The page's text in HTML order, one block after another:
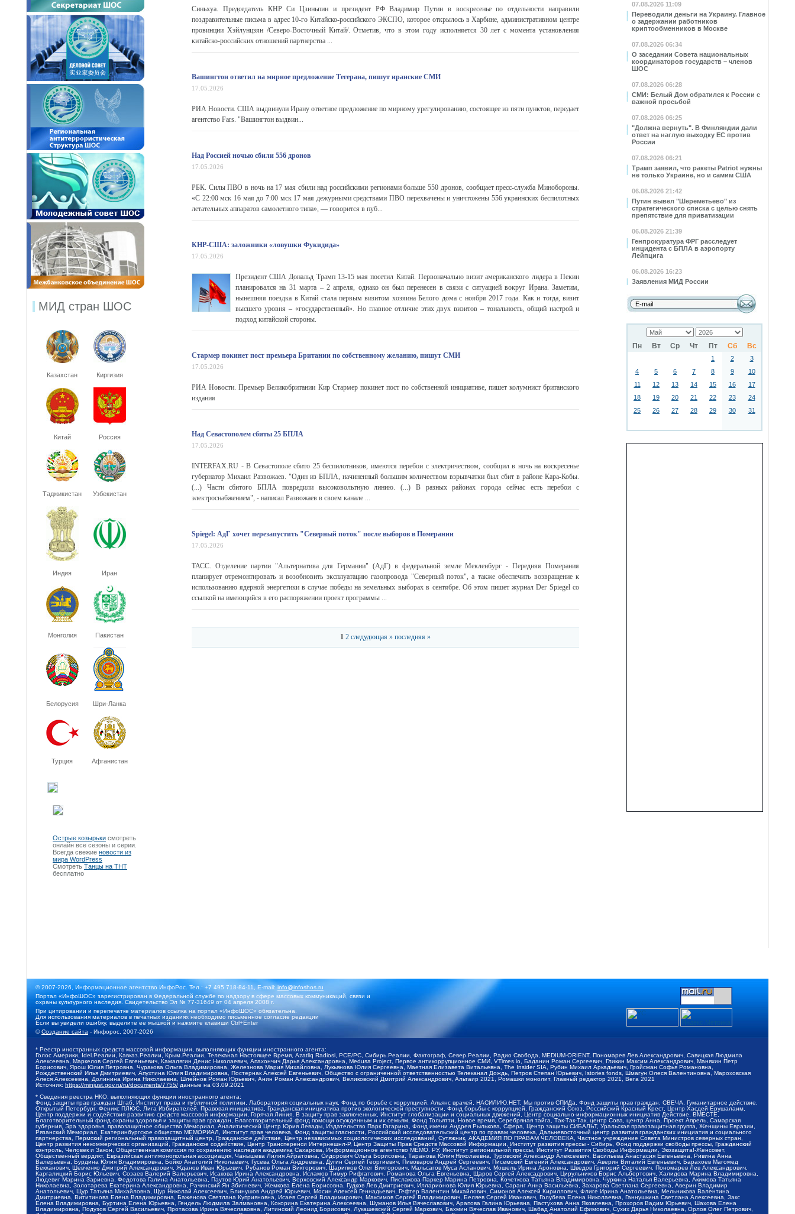
07.08.2026 11:09
Переводили деньги на Украину. Главное
о задержании работников
криптообменников в Москве
07.08.2026 06:34
О заседании Совета национальных
координаторов государств – членов
ШОС
07.08.2026 06:28
СМИ: Белый Дом обратился к России с
важной просьбой
07.08.2026 06:25
"Должна вернуть". В Финляндии дали
ответ на наглую выходку ЕС против
России
07.08.2026 06:21
Трамп заявил, что ракеты Patriot нужны
не только Украине, но и самим США
06.08.2026 21:42
Путин вывел "Шереметьево" из
стратегического списка с целью снять
препятствие для приватизации
06.08.2026 21:39
Генпрокуратура ФРГ расследует
инцидента с БПЛА в аэропорту
Лейпцига
06.08.2026 16:23
Заявления МИД России
Пн Вт Ср Чт Пт Сб Вс
1 2
3
4
5 6 7 8 9
10
11
12 13 14 15 16
17
18
19 20 21 22 23
24
25
26 27 28 29 30 31
МИД стран ШОС
Казахстан Киргизия
Китай Россия
Таджикистан Узбекистан
Индия Иран
Монголия Пакистан
Белорусия Шри-Ланка
Турция Афганистан
Острые козырьки смотреть
онлайн все сезоны и серии.
Всегда свежие новости из
мира WordPress
Смотреть Танцы на ТНТ
бесплатно
Синьхуа. Председатель КНР Си Цзиньпин и президент РФ Владимир Путин в воскресенье по отдельности направили
поздравительные письма в адрес 10-го Китайско-российского ЭКСПО, которое открылось в Харбине, административном центре
провинции Хэйлунцзян /Северо-Восточный Китай/. Отметив, что в этом году исполняется 30 лет с момента установления
китайско-российских отношений партнерства ...
Вашингтон ответил на мирное предложение Тегерана, пишут иранские СМИ
17.05.2026
РИА Новости. США выдвинули Ирану ответное предложение по мирному урегулированию, состоящее из пяти пунктов, передает
агентство Fars. "Вашингтон выдвин...
Над Россией ночью сбили 556 дронов
17.05.2026
РБК. Силы ПВО в ночь на 17 мая сбили над российскими регионами больше 550 дронов, сообщает пресс-служба Минобороны.
«С 22:00 мск 16 мая до 7:00 мск 17 мая дежурными средствами ПВО перехвачены и уничтожены 556 украинских беспилотных
летательных аппаратов самолетного типа», — говорится в пуб...
КНР-США: заложники «ловушки Фукидида»
17.05.2026
Президент США Дональд Трамп 13-15 мая посетил Китай. Первоначально визит американского лидера в Пекин
планировался на 31 марта – 2 апреля, однако он был перенесен в связи с ситуацией вокруг Ирана. Заметим,
нынешняя поездка в Китай стала первым визитом хозяина Белого дома с ноября 2017 года. Как и тогда, визит
высшего уровня – «государственный». Но главное отличие этих двух визитов – тональность, общий настрой и
подход китайской стороны.
Стармер покинет пост премьера Британии по собственному желанию, пишут СМИ
17.05.2026
РИА Новости. Премьер Великобритании Кир Стармер покинет пост по собственной инициативе, пишет колумнист британского
издания
Над Севастополем сбиты 25 БПЛА
17.05.2026
INTERFAX.RU - В Севастополе сбито 25 беспилотников, имеются перебои с электричеством, сообщил в ночь на воскресенье
губернатор Михаил Развожаев. "Один из БПЛА, начиненный большим количеством взрывчатки был сбит в районе Кара-Кобы.
(...) Части сбитого БПЛА повредили высоковольтную линию. (...) В разных районах города сейчас есть перебои с
электроснабжением", - написал Развожаев в своем канале ...
Spiegel: АдГ хочет перезапустить "Северный поток" после выборов в Померании
17.05.2026
ТАСС. Отделение партии "Альтернатива для Германии" (АдГ) в федеральной земле Мекленбург - Передняя Померания
планирует отремонтировать и возобновить эксплуатацию газопровода "Северный поток", а также обеспечить возвращение к
использованию ядерной энергетики в случае победы на земельных выборах в сентябре. Об этом пишет журнал Der Spiegel со
ссылкой на имеющийся в его распоряжении проект программы ...
1 2 следудющая » последняя »
© 2007-2026, Информационное агентство ИнфоРос. Тел.: +7 495 718-84-11, E-mail:info@infoshos.ru
Портал «ИнфоШОС» зарегистрирован в Федеральной службе по надзору в сфере массовых коммуникаций, связи и
охраны культурного наследия. Свидетельство Эл № 77-31649 от 04 апреля 2008 г.
При цитировании и перепечатке материалов ссылка на портал «ИнфоШОС» обязательна.
Для использования материалов в печатных изданиях необходимо письменное согласие редакции
Если вы увидели ошибку, выделите ее мышкой и нажмите клавиши Ctrl+Enter
©Создание сайта - Инфорос, 2007-2026
* Реестр иностранных средств массовой информации, выполняющих функции иностранного агента:
Голос Америки, Idel.Реалии, Кавказ.Реалии, Крым.Реалии, Телеканал Настоящее Время, Azatliq Radiosi, PCE/PC, Сибирь.Реалии, Фактограф, Север.Реалии, Радио Свобода, MEDIUM-ORIENT, Пономарев Лев Александрович, Савицкая Людмила
Алексеевна, Маркелов Сергей Евгеньевич, Камалягин Денис Николаевич, Апахончич Дарья Александровна, Medusa Project, Первое антикоррупционное СМИ, VTimes.io, Баданин Роман Сергеевич, Гликин Максим Александрович, Маняхин Петр
Борисович, Ярош Юлия Петровна, Чуракова Ольга Владимировна, Железнова Мария Михайловна, Лукьянова Юлия Сергеевна, Маетная Елизавета Витальевна, The Insider SIA, Рубин Михаил Аркадьевич, Гройсман Софья Романовна,
Рождественский Илья Дмитриевич, Апухтина Юлия Владимировна, Постернак Алексей Евгеньевич, Общество с ограниченной ответственностью Телеканал Дождь, Петров Степан Юрьевич, Istories fonds, Шмагун Олеся Валентиновна, Мароховская
Алеся Алексеевна, Долинина Ирина Николаевна, Шлейнов Роман Юрьевич, Анин Роман Александрович, Великовский Дмитрий Александрович, Альтаир 2021, Ромашки монолит, Главный редактор 2021, Вега 2021
Источник: https://minjust.gov.ru/ru/documents/7755/ данные на 03.09.2021
* Сведения реестра НКО, выполняющих функции иностранного агента:
Фонд защиты прав граждан Штаб, Институт права и публичной политики, Лаборатория социальных наук, Фонд по борьбе с коррупцией, Альянс врачей, НАСИЛИЮ.НЕТ, Мы против СПИДа, Фонд защиты прав граждан, СВЕЧА, Гуманитарное действие,
Открытый Петербург, Феникс ПЛЮС, Лига Избирателей, Правовая инициатива, Гражданская инициатива против экологической преступности, Фонд борьбы с коррупцией, Гражданский Союз, Российский Красный Крест, Центр Хасдей Ерушалаим,
Центр поддержки и содействия развитию средств массовой информации, Горячая Линия, В защиту прав заключенных, Институт глобализации и социальных движений, Центр социально-информационных инициатив Действие, ВМЕСТЕ,
Благотворительный фонд охраны здоровья и защиты прав граждан, Благотворительный фонд помощи осужденным и их семьям, Фонд Тольятти, Новое время, Серебряная тайга, Так-Так-Так, центр Сова, центр Анна, Проект Апрель, Самарская
губерния, Эра здоровья, правозащитное общество Мемориал, Аналитический Центр Юрия Левады, Издательство Парк Гагарина, Фонд имени Андрея Рылькова, Сфера, Центр защиты СИБАЛЬТ, Уральская правозащитная группа, Женщины Евразии,
Рязанский Мемориал, Екатеринбургское общество МЕМОРИАЛ, Институт прав человека, Фонд защиты гласности, Российский исследовательский центр по правам человека, Дальневосточный центр развития гражданских инициатив и социального
партнерства, Пермский региональный правозащитный центр, Гражданское действие, Центр независимых социологических исследований, Сутяжник, АКАДЕМИЯ ПО ПРАВАМ ЧЕЛОВЕКА, Частное учреждение Совета Министров северных стран,
Центр развития некоммерческих организаций, Гражданское содействие, Центр Трансперенси Интернешнл-Р, Центр Защиты Прав Средств Массовой Информации, Институт развития прессы - Сибирь, Фонд поддержки свободы прессы, Гражданский
контроль, Человек и Закон, Общественная комиссия по сохранению наследия академика Сахарова, Информационное агентство МЕМО. РУ, Институт региональной прессы, Институт Развития Свободы Информации, Экозащита!-Женсовет,
Общественный вердикт, Евразийская антимонопольная ассоциация, Чанышева Лилия Айратовна, Сидорович Ольга Борисовна, Таранова Юлия Николаевна, Туровский Александр Алексеевич, Васильева Анастасия Евгеньевна, Ривина Анна
Валерьевна, Бурдина Юлия Владимировна, Бойко Анатолий Николаевич, Гусева Ольга Андреевна, Дугин Сергей Георгиевич, Пивоваров Андрей Сергеевич, Писемский Евгений Александрович, Аверин Виталий Евгеньевич, Барахоев Магомед
Бекханович, Шевченко Дмитрий Александрович, Жданов Иван Юрьевич, Рубанов Роман Викторович, Шарипков Олег Викторович, Мальсагов Муса Асланович, Мошель Ирина Ароновна, Шведов Григорий Сергеевич, Пономарев Лев Александрович,
Каргалицкий Борис Юльевич, Созаев Валерий Валерьевич, Исакова Ирина Александровна, Исламов Тимур Рифгатович, Романова Ольга Евгеньевна, Щаров Сергей Алексадрович, Цирульников Борис Альбертович, Халидова Марина Владимировна,
Людевиг Марина Зариевна, Федотова Галина Анатольевна, Паутов Юрий Анатольевич, Верховский Александр Маркович, Пислакова-Паркер Марина Петровна, Кочеткова Татьяна Владимировна, Чуркина Наталья Валерьевна, Акимова Татьяна
Николаевна, Золотарева Екатерина Александровна, Рачинский Ян Збигневич, Жемкова Елена Борисовна, Гудков Лев Дмитриевич, Илларионова Юлия Юрьевна, Саранг Анна Васильевна, Захарова Светлана Сергеевна, Аверин Владимир
Анатольевич, Щур Татьяна Михайловна, Щур Николай Алексеевич, Блинушов Андрей Юрьевич, Мосин Алексей Геннадьевич, Гефтер Валентин Михайлович, Симонов Алексей Кириллович, Флиге Ирина Анатольевна, Мельникова Валентина
Дмитриевна, Вититинова Елена Владимировна, Баженова Светлана Куприяновна, Исаев Сергей Владимирович, Максимов Сергей Владимирович, Беляев Сергей Иванович, Голубева Елена Николаевна, Ганнушкина Светлана Алексеевна, Закс
Елена Владимировна, Буртина Елена Юрьевна, Гендель Людмила Залмановна, Кокорина Екатерина Алексеевна, Шуманов Илья Вячеславович, Арапова Галина Юрьевна, Пастухова Анна Яковлевна, Прохоров Вадим Юрьевич, Шахова Елена
Владимировна, Подузов Сергей Васильевич, Протасова Ирина Вячеславовна, Литинский Леонид Борисович, Лукашевский Сергей Маркович, Бахмин Вячеслав Иванович, Шабад Анатолий Ефимович, Сухих Дарья Николаевна, Орлов Олег Петрович,